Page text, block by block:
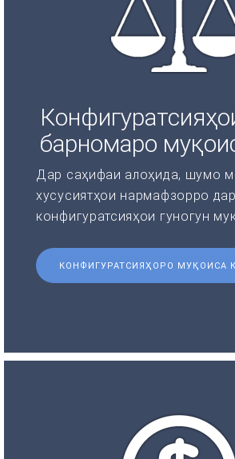
барномаро
Дар саҳифаи алоҳида, шумо
хусусиятҳои нармафзорро дар
конфигуратсияҳои гуногун
КОНФИГУРАТСИЯҲОРО МУҚОИСА